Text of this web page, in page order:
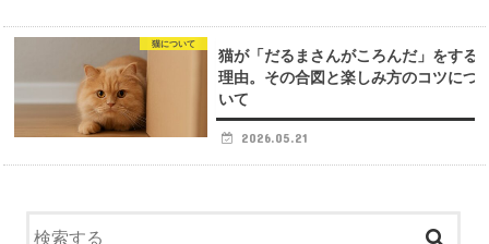
猫について
猫が「だるまさんがころんだ」をする
理由。その合図と楽しみ方のコツにつ
いて
2026.05.21